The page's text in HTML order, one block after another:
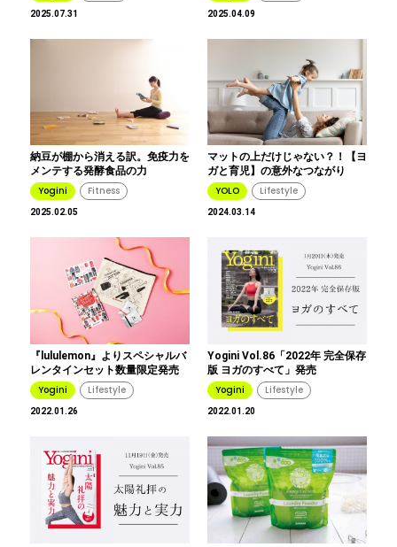
2025.07.31 2025.04.09
納豆が棚から消える訳。免疫力を
メンテする発酵食品の力
Yogini Fitness
2025.02.05
マットの上だけじゃない？！【ヨ
ガと育児】の意外なつながり
YOLO Lifestyle
2024.03.14
『lululemon』よりスペシャルバ
レンタインセット数量限定発売
Yogini Lifestyle
2022.01.26
Yogini Vol.86「2022年 完全保存
版 ヨガのすべて」発売
Yogini Lifestyle
2022.01.20